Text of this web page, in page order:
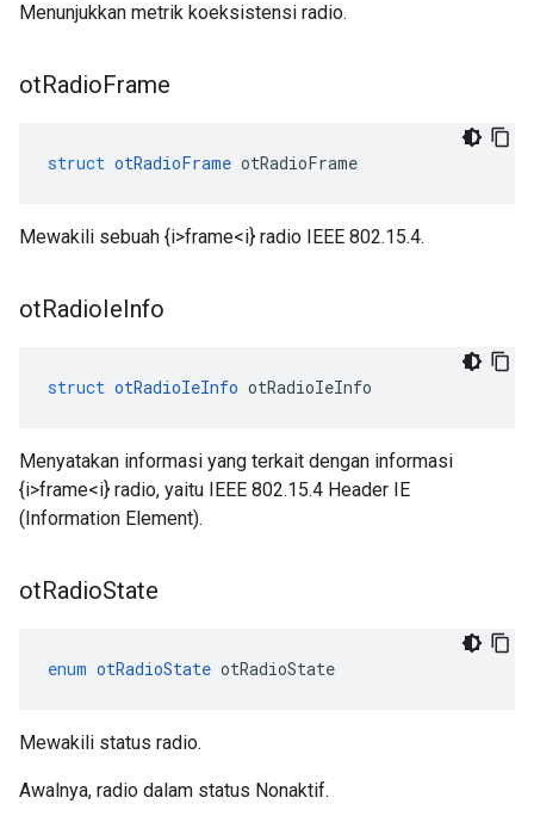
Menunjukkan metrik koeksistensi radio.
otRadioFrame
struct otRadioFrame otRadioFrame
Mewakili sebuah {i>frame<i} radio IEEE 802.15.4.
otRadioIeInfo
struct otRadioIeInfo otRadioIeInfo
Menyatakan informasi yang terkait dengan informasi
{i>frame<i} radio, yaitu IEEE 802.15.4 Header IE
(Information Element).
otRadioState
enum otRadioState otRadioState
Mewakili status radio.
Awalnya, radio dalam status Nonaktif.